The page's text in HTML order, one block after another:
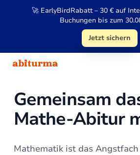
🚀 EarlyBirdRabatt – 30 € auf
Buchungen bis zum
Jetzt sichern
Gemeinsam
Mathe-Abitur
Mathematik ist das